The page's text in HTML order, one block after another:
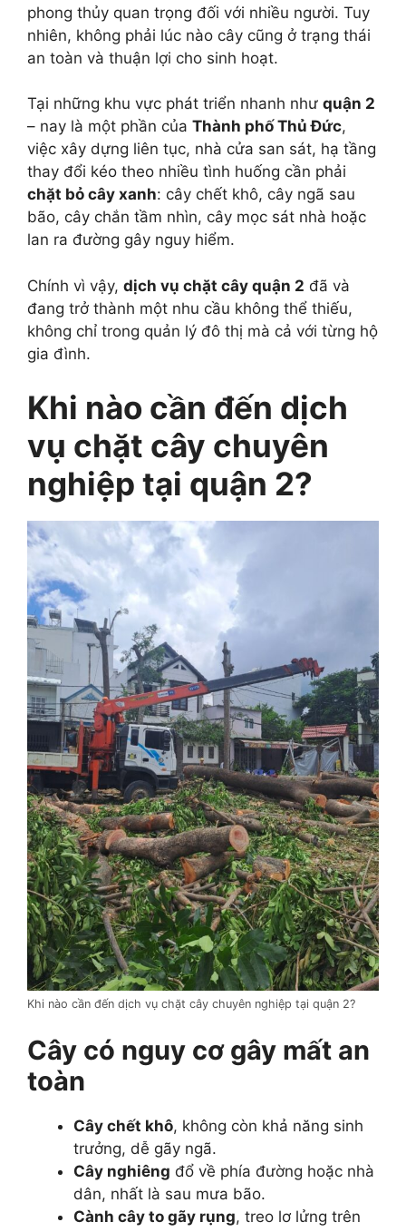
phong thủy quan trọng đối với nhiều người. Tuy
nhiên, không phải lúc nào cây cũng ở trạng thái
an toàn và thuận lợi cho sinh hoạt.
Tại những khu vực phát triển nhanh như quận 2
– nay là một phần của Thành phố Thủ Đức,
việc xây dựng liên tục, nhà cửa san sát, hạ tầng
thay đổi kéo theo nhiều tình huống cần phải
chặt bỏ cây xanh: cây chết khô, cây ngã sau
bão, cây chắn tầm nhìn, cây mọc sát nhà hoặc
lan ra đường gây nguy hiểm.
Chính vì vậy, dịch vụ chặt cây quận 2 đã và
đang trở thành một nhu cầu không thể thiếu,
không chỉ trong quản lý đô thị mà cả với từng hộ
gia đình.
Khi nào cần đến dịch
vụ chặt cây chuyên
nghiệp tại quận 2?
Khi nào cần đến dịch vụ chặt cây chuyên nghiệp tại quận 2?
Cây có nguy cơ gây mất an
toàn
Cây chết khô, không còn khả năng sinh
trưởng, dễ gãy ngã.
Cây nghiêng đổ về phía đường hoặc nhà
dân, nhất là sau mưa bão.
Cành cây to gãy rụng, treo lơ lửng trên